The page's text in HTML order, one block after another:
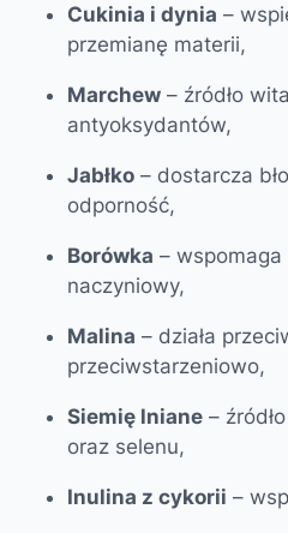
Cukinia i dynia –
przemianę materii,
Marchew – źródło
antyoksydantów,
Jabłko – dostarcza
odporność,
Borówka – wspomaga
naczyniowy,
Malina – działa
przeciwstarzeniowo,
Siemię lniane –
oraz selenu,
Inulina z cykorii –